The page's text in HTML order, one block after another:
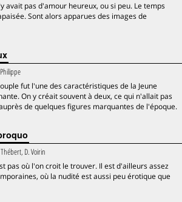
avait pas d'amour heureux, ou si peu. Le temps
Sont alors apparues des images de
fut l'une des caractéristiques de la Jeune
On y créait souvent à deux, ce qui n'allait pas
de quelques figures marquantes de l'époque.
D. Voirin
pas où l'on croit le trouver. Il est d'ailleurs assez
où la nudité est aussi peu érotique que